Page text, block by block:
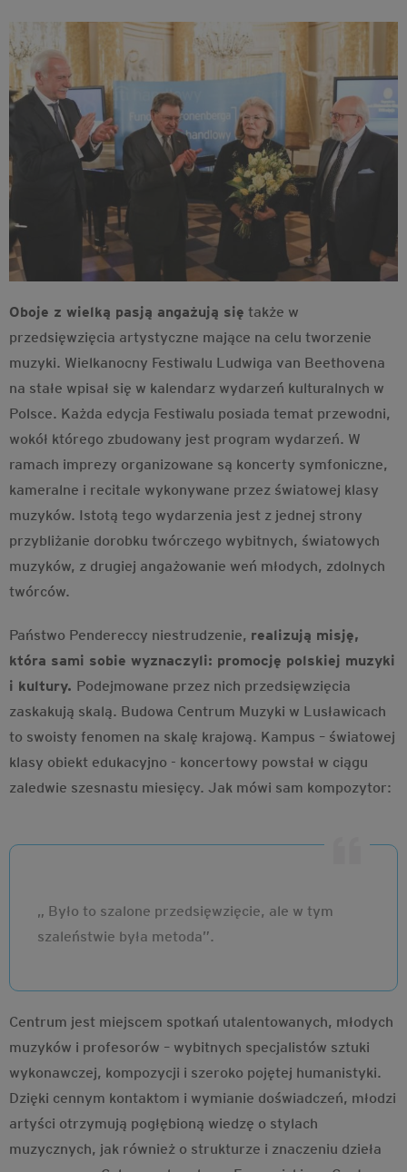
Oboje z wielką pasją angażują się także w
przedsięwzięcia artystyczne mające na celu tworzenie
muzyki. Wielkanocny Festiwalu Ludwiga van Beethovena
na stałe wpisał się w kalendarz wydarzeń kulturalnych w
Polsce. Każda edycja Festiwalu posiada temat przewodni,
wokół którego zbudowany jest program wydarzeń. W
ramach imprezy organizowane są koncerty symfoniczne,
kameralne i recitale wykonywane przez światowej klasy
muzyków. Istotą tego wydarzenia jest z jednej strony
przybliżanie dorobku twórczego wybitnych, światowych
muzyków, z drugiej angażowanie weń młodych, zdolnych
twórców.
Państwo Pendereccy niestrudzenie, realizują misję,
która sami sobie wyznaczyli: promocję polskiej muzyki
i kultury. Podejmowane przez nich przedsięwzięcia
zaskakują skalą. Budowa Centrum Muzyki w Lusławicach
to swoisty fenomen na skalę krajową. Kampus – światowej
klasy obiekt edukacyjno - koncertowy powstał w ciągu
zaledwie szesnastu miesięcy. Jak mówi sam kompozytor:
„ Było to szalone przedsięwzięcie, ale w tym
szaleństwie była metoda”.
Centrum jest miejscem spotkań utalentowanych, młodych
muzyków i profesorów – wybitnych specjalistów sztuki
wykonawczej, kompozycji i szeroko pojętej humanistyki.
Dzięki cennym kontaktom i wymianie doświadczeń, młodzi
artyści otrzymują pogłębioną wiedzę o stylach
muzycznych, jak również o strukturze i znaczeniu dzieła